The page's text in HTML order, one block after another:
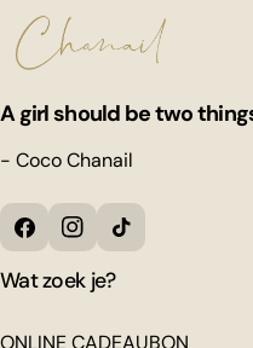
A girl should be two
- Coco Chanail
FacebookInstagram
Tiktok
Wat zoek je?
ONLINE CADEAUBON